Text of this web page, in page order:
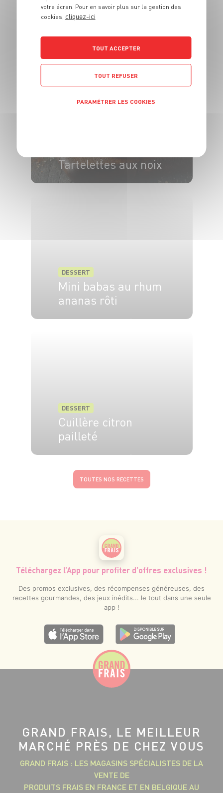
DESSERT
45 min
Tartelettes aux noix
DESSERT
Mini babas au rhum
ananas rôti
DESSERT
Cuillère citron
pailleté
TOUTES NOS RECETTES
Téléchargez l’App pour profiter d’offres exclusives !
Des promos exclusives, des récompenses généreuses, des
recettes gourmandes, des jeux inédits... le tout dans une seule
app !
GRAND FRAIS, LE MEILLEUR
MARCHÉ PRÈS DE CHEZ VOUS
GRAND FRAIS : LES MAGASINS SPÉCIALISTES DE LA
VENTE DE
PRODUITS FRAIS EN FRANCE ET EN BELGIQUE AU
votre écran. Pour en savoir plus sur la gestion des
cookies, cliquez-ici
TOUT ACCEPTER
TOUT REFUSER
PARAMÉTRER LES COOKIES